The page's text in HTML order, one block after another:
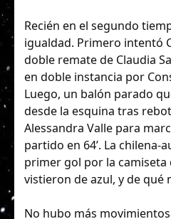
Recién en el segundo
igualdad. Primero intentó
doble remate de Claudia
en doble instancia por
Luego, un balón parado
desde la esquina tras
Alessandra Valle para
partido en 64’. La chilena-
primer gol por la camiseta
vistieron de azul, y de qué
No hubo más